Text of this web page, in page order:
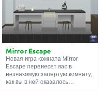
Mirror Escape
Новая игра комната Mirror
Escape перенесет вас в
незнакомую запертую комнату,
как вы в ней оказалось